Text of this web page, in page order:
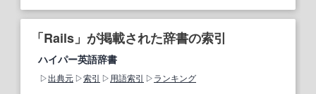
「Rails」が掲載された辞書の索引
ハイパー英語辞書
出典元 索引 用語索引 ランキング